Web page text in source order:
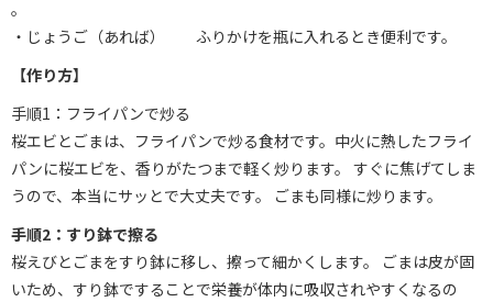
。
・じょうご（あれば） ふりかけを瓶に入れるとき便利です。
【作り方】
手順1：フライパンで炒る
桜エビとごまは、フライパンで炒る食材です。中火に熱したフライ
パンに桜エビを、香りがたつまで軽く炒ります。 すぐに焦げてしま
うので、本当にサッとで大丈夫です。 ごまも同様に炒ります。
手順2：すり鉢で擦る
桜えびとごまをすり鉢に移し、擦って細かくします。 ごまは皮が固
いため、すり鉢ですることで栄養が体内に吸収されやすくなるの